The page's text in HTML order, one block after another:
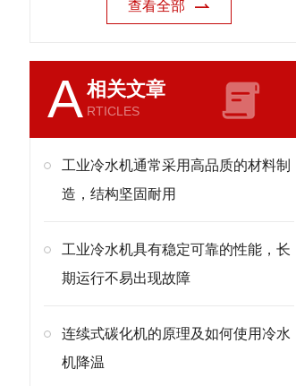
查看全部
A相关文章
RTICLES
工业冷水机通常采用高品质的材料制
造，结构坚固耐用
工业冷水机具有稳定可靠的性能，长
期运行不易出现故障
连续式碳化机的原理及如何使用冷水
机降温